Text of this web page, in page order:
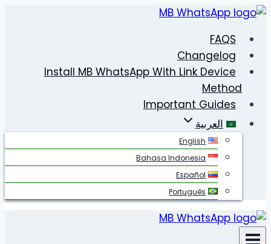
التجاوز
المحتوىFAQS
Changelog
Install MB WhatsApp With Link Device
Method
Important Guides
العربية
English
Bahasa Indonesia
Español
Português